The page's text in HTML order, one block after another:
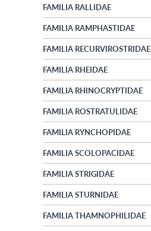
FAMILIA RALLIDAE
FAMILIA RAMPHASTIDAE
FAMILIA RECURVIROSTRIDAE
FAMILIA RHEIDAE
FAMILIA RHINOCRYPTIDAE
FAMILIA ROSTRATULIDAE
FAMILIA RYNCHOPIDAE
FAMILIA SCOLOPACIDAE
FAMILIA STRIGIDAE
FAMILIA STURNIDAE
FAMILIA THAMNOPHILIDAE